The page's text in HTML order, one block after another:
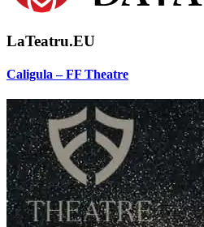
LaTeatru.EU
Caligula – FF Theatre